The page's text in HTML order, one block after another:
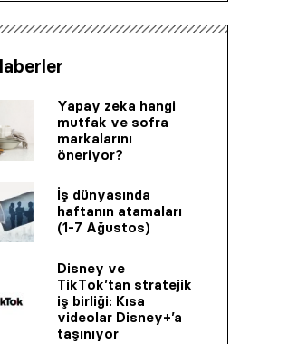
Yapay zeka hangi
mutfak ve sofra
markalarını
öneriyor?
İş dünyasında
haftanın atamaları
(1-7 Ağustos)
Disney ve
TikTok’tan stratejik
iş birliği: Kısa
videolar Disney+’a
taşınıyor